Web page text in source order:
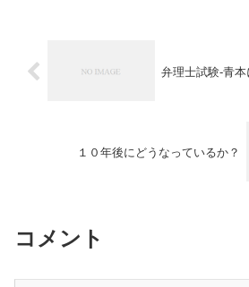
弁理士試験-青本
１０年後にどうなっているか？
コメント